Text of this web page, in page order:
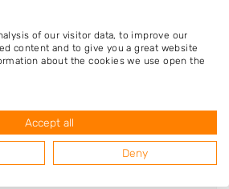
of our visitor data, to improve our
content and to give you a great website
about the cookies we use open the
Accept all
Deny